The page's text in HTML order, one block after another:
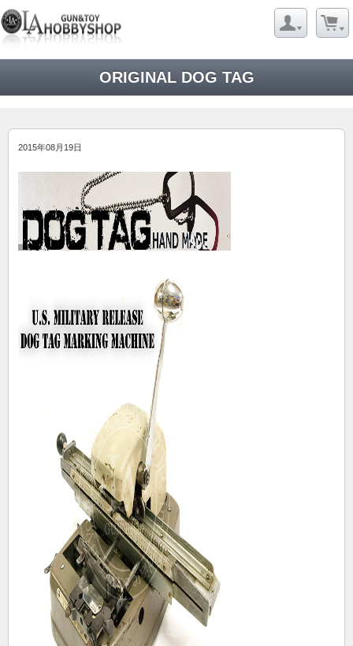
ORIGINAL DOG TAG
2015年08月19日